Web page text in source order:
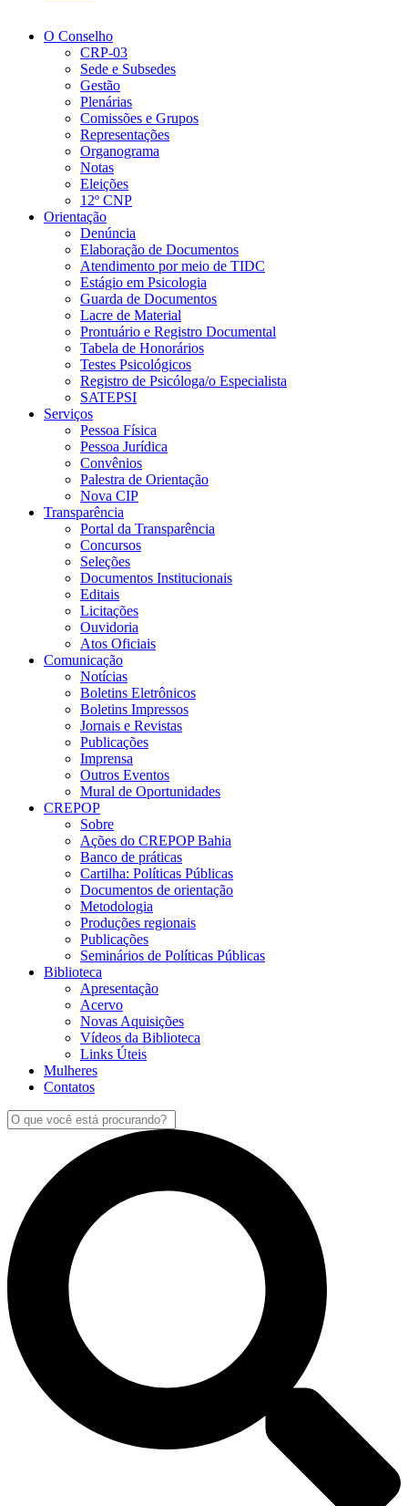
O Conselho
CRP-03
Sede e Subsedes
Gestão
Plenárias
Comissões e Grupos
Representações
Organograma
Notas
Eleições
12º CNP
Orientação
Denúncia
Elaboração de Documentos
Atendimento por meio de TIDC
Estágio em Psicologia
Guarda de Documentos
Lacre de Material
Prontuário e Registro Documental
Tabela de Honorários
Testes Psicológicos
Registro de Psicóloga/o Especialista
SATEPSI
Serviços
Pessoa Física
Pessoa Jurídica
Convênios
Palestra de Orientação
Nova CIP
Transparência
Portal da Transparência
Concursos
Seleções
Documentos Institucionais
Editais
Licitações
Ouvidoria
Atos Oficiais
Comunicação
Notícias
Boletins Eletrônicos
Boletins Impressos
Jornais e Revistas
Publicações
Imprensa
Outros Eventos
Mural de Oportunidades
CREPOP
Sobre
Ações do CREPOP Bahia
Banco de práticas
Cartilha: Políticas Públicas
Documentos de orientação
Metodologia
Produções regionais
Publicações
Seminários de Políticas Públicas
Biblioteca
Apresentação
Acervo
Novas Aquisições
Vídeos da Biblioteca
Links Úteis
Mulheres
Contatos